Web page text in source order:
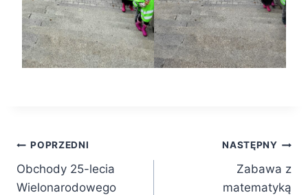
Nawigacja
wpisu
POPRZEDNI
Obchody 25-lecia
Wielonarodowego
NASTĘPNY
Zabawa z
matematyką